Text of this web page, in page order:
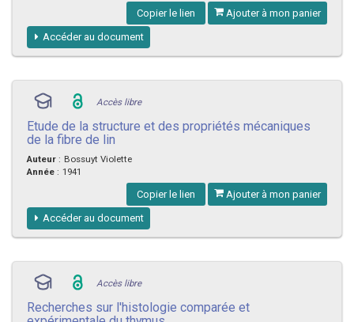
Copier le lien Ajouter à mon panier
Accéder au document
Accès libre
Etude de la structure et des propriétés mécaniques
de la fibre de lin
Auteur : Bossuyt Violette
Année : 1941
Copier le lien Ajouter à mon panier
Accéder au document
Accès libre
Recherches sur l'histologie comparée et